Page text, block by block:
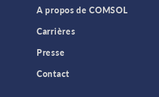
A propos de COMSOL
Carrières
Presse
Contact